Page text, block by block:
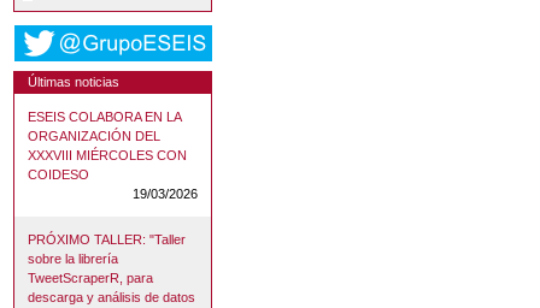
Últimas noticias
ESEIS COLABORA EN LA
ORGANIZACIÓN DEL
XXXVIII MIÉRCOLES CON
COIDESO
19/03/2026
PRÓXIMO TALLER: "Taller
sobre la librería
TweetScraperR, para
descarga y análisis de datos